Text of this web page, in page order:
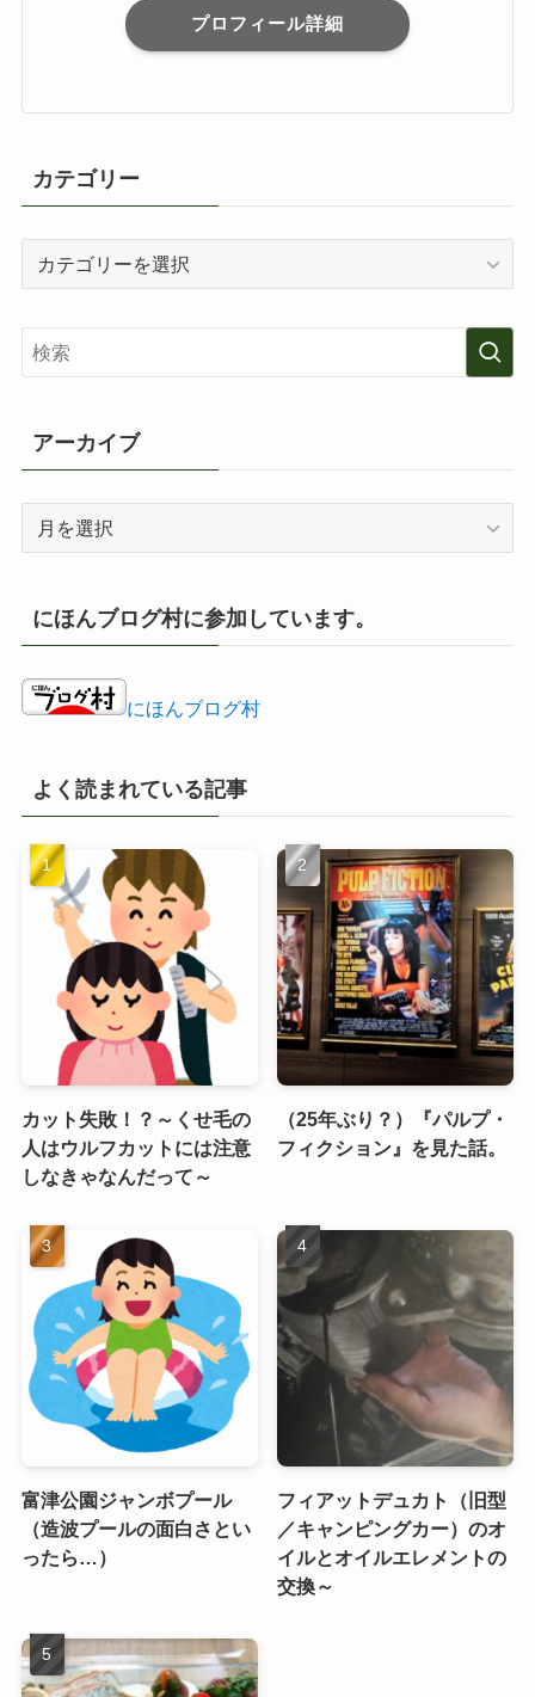
プロフィール詳細
カテゴリー
リ
ー
アーカイブ
イ
ブ
にほんブログ村に参加しています。
にほんブログ村
よく読まれている記事
カット失敗！？～くせ毛の
人はウルフカットには注意
しなきゃなんだって～
（25年ぶり？）『パルプ・
フィクション』を見た話。
富津公園ジャンボプール
（造波プールの面白さとい
ったら…）
フィアットデュカト（旧型
／キャンピングカー）のオ
イルとオイルエレメントの
交換～